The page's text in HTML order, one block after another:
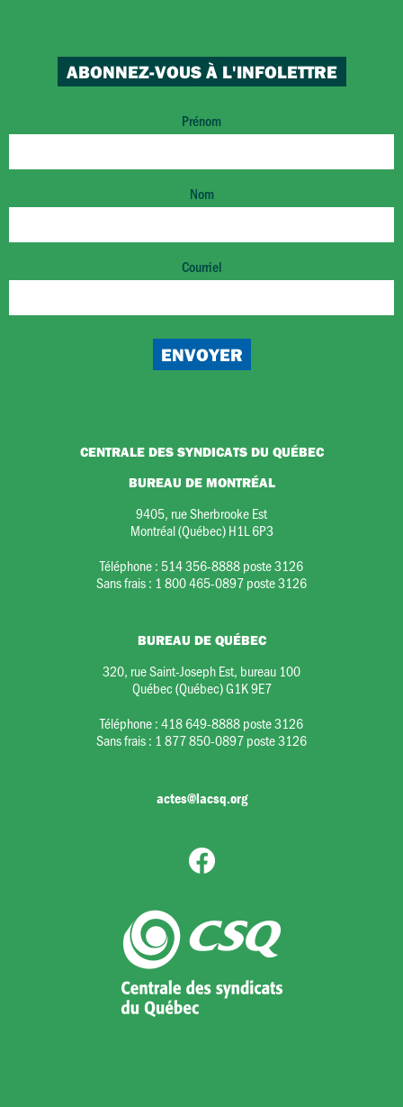
ABONNEZ-VOUS À L'INFOLETTRE
Prénom
Nom
Courriel
CENTRALE DES SYNDICATS DU QUÉBEC
BUREAU DE MONTRÉAL
9405, rue Sherbrooke Est
Montréal (Québec) H1L 6P3
Téléphone : 514 356-8888 poste 3126
Sans frais : 1 800 465-0897 poste 3126
BUREAU DE QUÉBEC
320, rue Saint-Joseph Est, bureau 100
Québec (Québec) G1K 9E7
Téléphone :418 649-8888 poste 3126
Sans frais : 1 877 850-0897 poste 3126
actes@lacsq.org